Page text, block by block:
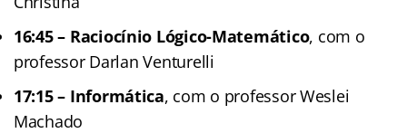
16:45 – Raciocínio Lógico-Matemático, com o
professor Darlan Venturelli
17:15 – Informática, com o professor Weslei
Machado